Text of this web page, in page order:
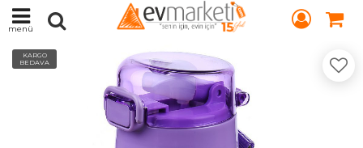
menü
KARGO
BEDAVA